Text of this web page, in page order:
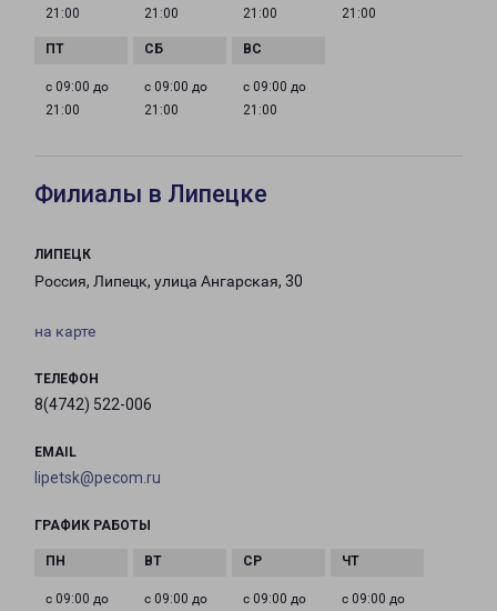
21:00
21:00
21:00
21:00
с 09:00 до
21:00
с 09:00 до
21:00
с 09:00 до
21:00
Филиалы в Липецке
ЛИПЕЦК
Россия, Липецк, улица Ангарская, 30
на карте
ТЕЛЕФОН
8(4742) 522-006
EMAIL
lipetsk@pecom.ru
ГРАФИК РАБОТЫ
с 09:00 до
с 09:00 до
с 09:00 до
с 09:00 до